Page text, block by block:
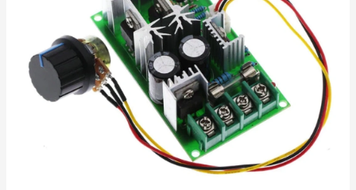
Motorsteuerung
für
Lüfter,
Pumpen